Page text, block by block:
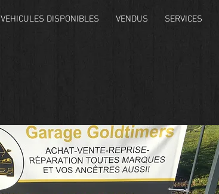
VEHICULES DISPONIBLES VENDUS SERVICES